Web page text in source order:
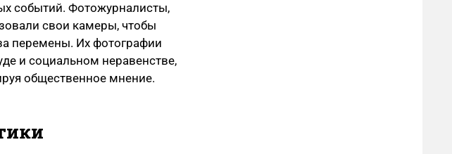
событий. Фотожурналисты,
свои камеры, чтобы
перемены. Их фотографии
и социальном неравенстве,
общественное мнение.